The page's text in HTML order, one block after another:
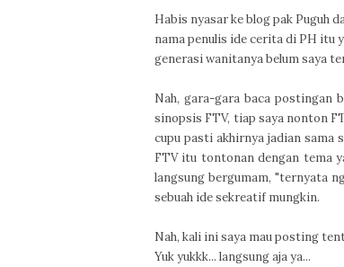
Habis nyasar ke blog pak Puguh
nama penulis ide cerita di PH itu
generasi wanitanya belum saya
Nah, gara-gara baca postingan
sinopsis FTV, tiap saya nonton
cupu pasti akhirnya jadian sama
FTV itu tontonan dengan tema
langsung bergumam, "ternyata
sebuah ide sekreatif mungkin.
Nah, kali ini saya mau posting
Yuk yukkk... langsung aja ya...